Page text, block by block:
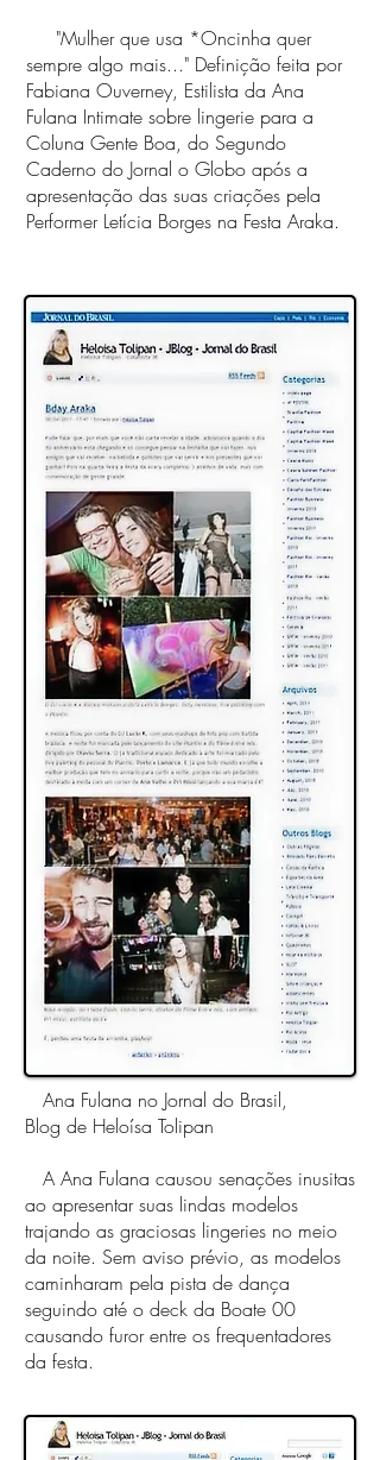
" Mulher que usa *Oncinha quer
sempre algo mais..." Definição feita por
Fabiana Ouverney, Estilista da Ana
Fulana Intimate sobre lingerie para a
Coluna Gente Boa, do Segundo
Caderno do Jornal o Globo após a
apresentação das suas criações pela
Performer Letícia Borges na Festa Araka.
Ana Fulana no Jornal do Brasil,
Blog de Heloísa Tolipan
A Ana Fulana causou senações inusitas
ao apresentar suas lindas modelos
trajando as graciosas lingeries no meio
da noite. Sem aviso prévio, as modelos
caminharam pela pista de dança
seguindo até o deck da Boate 00
causando furor entre os frequentadores
da festa.